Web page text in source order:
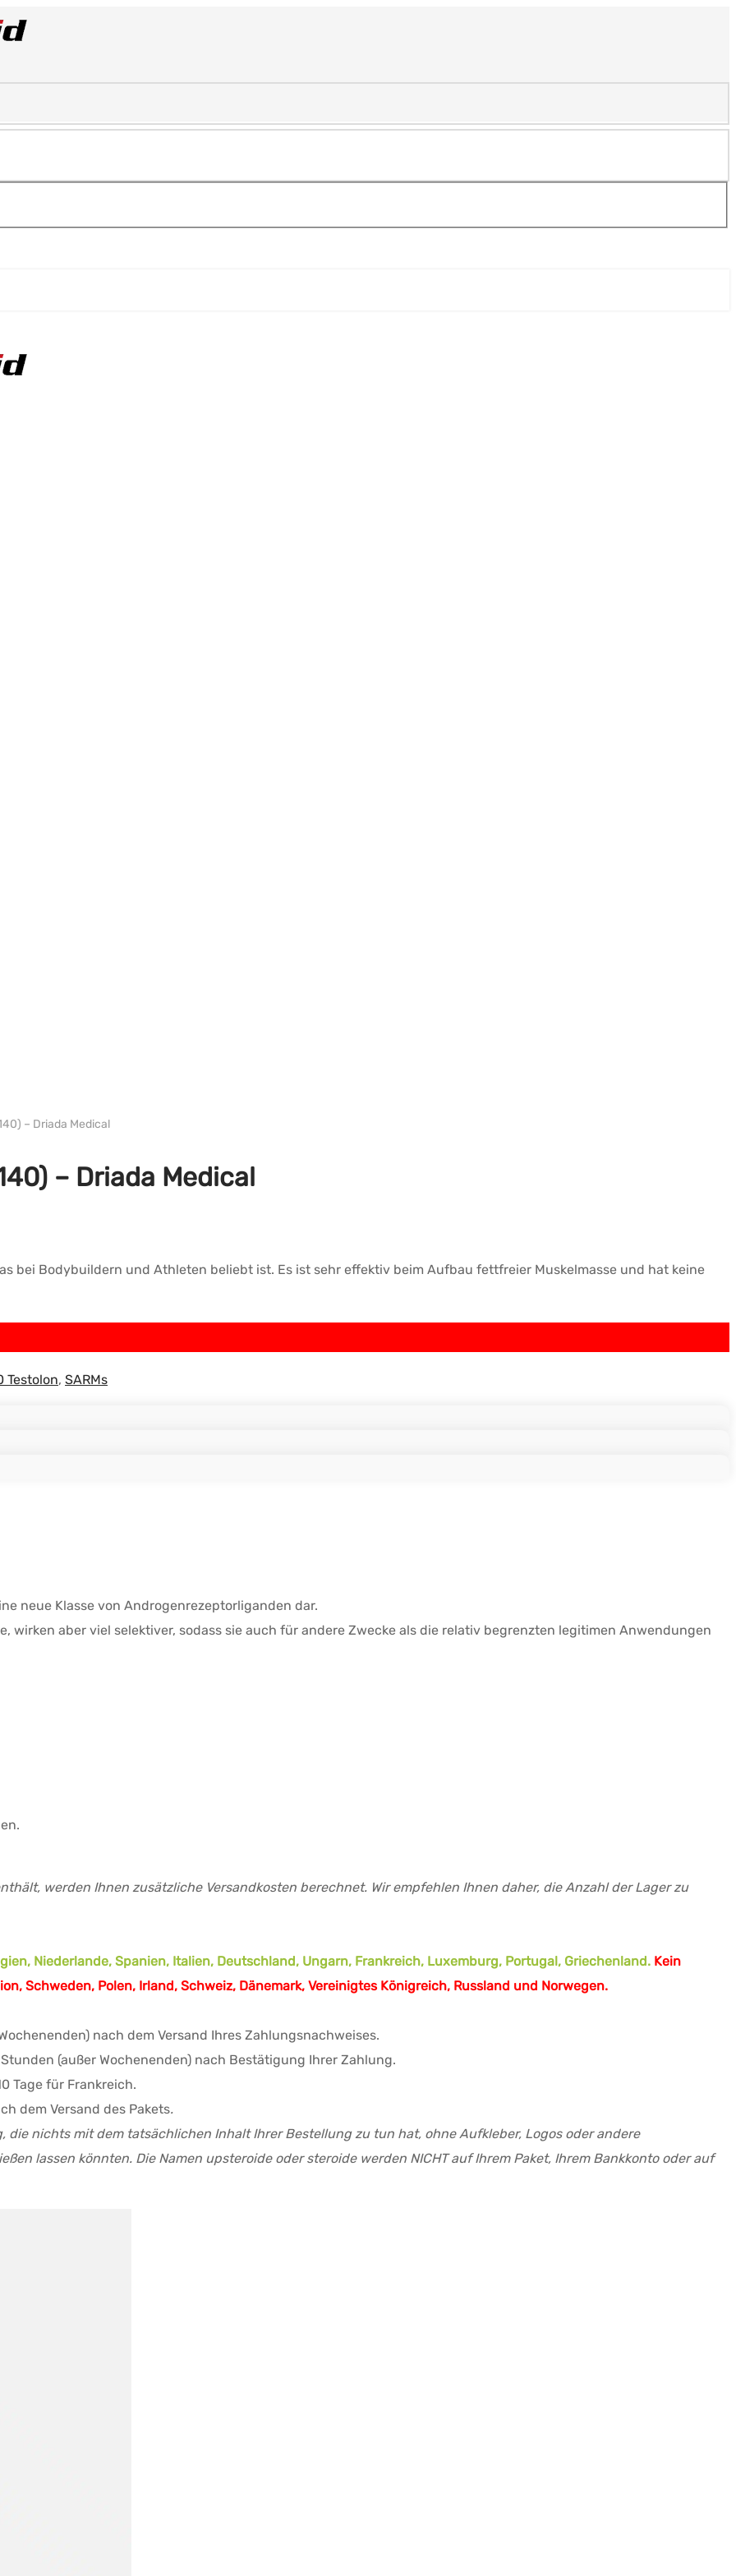
– Driada Medical
– Driada Medical
bei Bodybuildern und Athleten beliebt ist. Es ist sehr effektiv beim Aufbau fettfreier Muskelmasse und hat keine
Testolon, SARMs
neue Klasse von Androgenrezeptorliganden dar.
wirken aber viel selektiver, sodass sie auch für andere Zwecke als die relativ begrenzten legitimen Anwendungen
werden Ihnen zusätzliche Versandkosten berechnet. Wir empfehlen Ihnen daher, die Anzahl der Lager zu
Niederlande, Spanien, Italien, Deutschland, Ungarn, Frankreich, Luxemburg, Portugal, Griechenland. Kein
Schweden, Polen, Irland, Schweiz, Dänemark, Vereinigtes Königreich, Russland und Norwegen.
nach dem Versand Ihres Zahlungsnachweises.
(außer Wochenenden) nach Bestätigung Ihrer Zahlung.
Tage für Frankreich.
dem Versand des Pakets.
die nichts mit dem tatsächlichen Inhalt Ihrer Bestellung zu tun hat, ohne Aufkleber, Logos oder andere
lassen könnten. Die Namen upsteroide oder steroide werden NICHT auf Ihrem Paket, Ihrem Bankkonto oder auf